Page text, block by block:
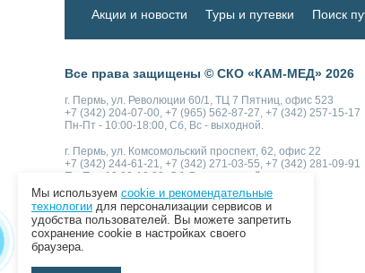
Акции и новости Туры и путевки Поиск
Все права защищены © СКО «КАМ-МЕД» 2026
г. Пермь, ул. Революции 60/1, ТЦ 7 Пятниц, офис 523
+7 (342) 204-07-00, +7 (965) 562-87-27, +7 (342) 257-15-17
Пн-Пт - 10:00-18:00, Сб, Вс - выходной.
г. Пермь, ул. Комсомольский проспект, 62, офис 22
+7 (342) 244-61-21, +7 (342) 271-03-55, +7 (342) 281-09-91
Пн-Пт - 10:00-18:00, Сб, Вс - выходной.
Как к нам доехать Написать нам
Мы используем cookie и рекомендательные
технологии для персонализации сервисов и
удобства пользователей. Вы можете запретить
сохранение cookie в настройках своего
браузера.